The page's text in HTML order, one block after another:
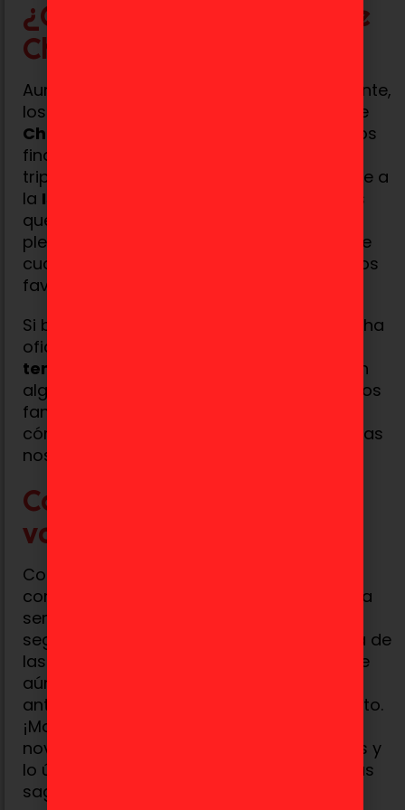
¿Cuándo veremos más de
Chopper?
Aunque este primer vistazo fue emocionante,
los fans tendrán que ser pacientes, ya que
Chopper
no aparecerá hasta los episodios
finales de la temporada, cuando la
tripulación de los Sombreros de Paja llegue a
la Isla Drum
. Esto significa que tendremos
que esperar un poco más para verlo en
plena acción, pero lo que es seguro es que
cuando lo haga, se convertirá en uno de los
favoritos de la serie.
Si bien
aún no ha revelado una fecha
oficial de estreno para la
temporada
, todo apunta a que llegará en
algún momento de
. Mientras tanto, los
fans pueden seguir especulando sobre
cómo lucirá
y qué otras sorpresas
nos tiene preparadas la plataforma.
Conclusión: La espera
valdrá la pena
Con este primer adelanto,
conseguido mantener el entusiasmo por la
serie vivo. La llegada de
segunda temporada de
es una de
las revelaciones más esperadas, y aunque
aún no hemos visto mucho, ya podemos
anticipar que su inclusión será todo un éxito.
¡Mantente atento a
novedades sobre tus personajes favoritos y
lo último en figuras y coleccionables de tus
sagas preferidas!